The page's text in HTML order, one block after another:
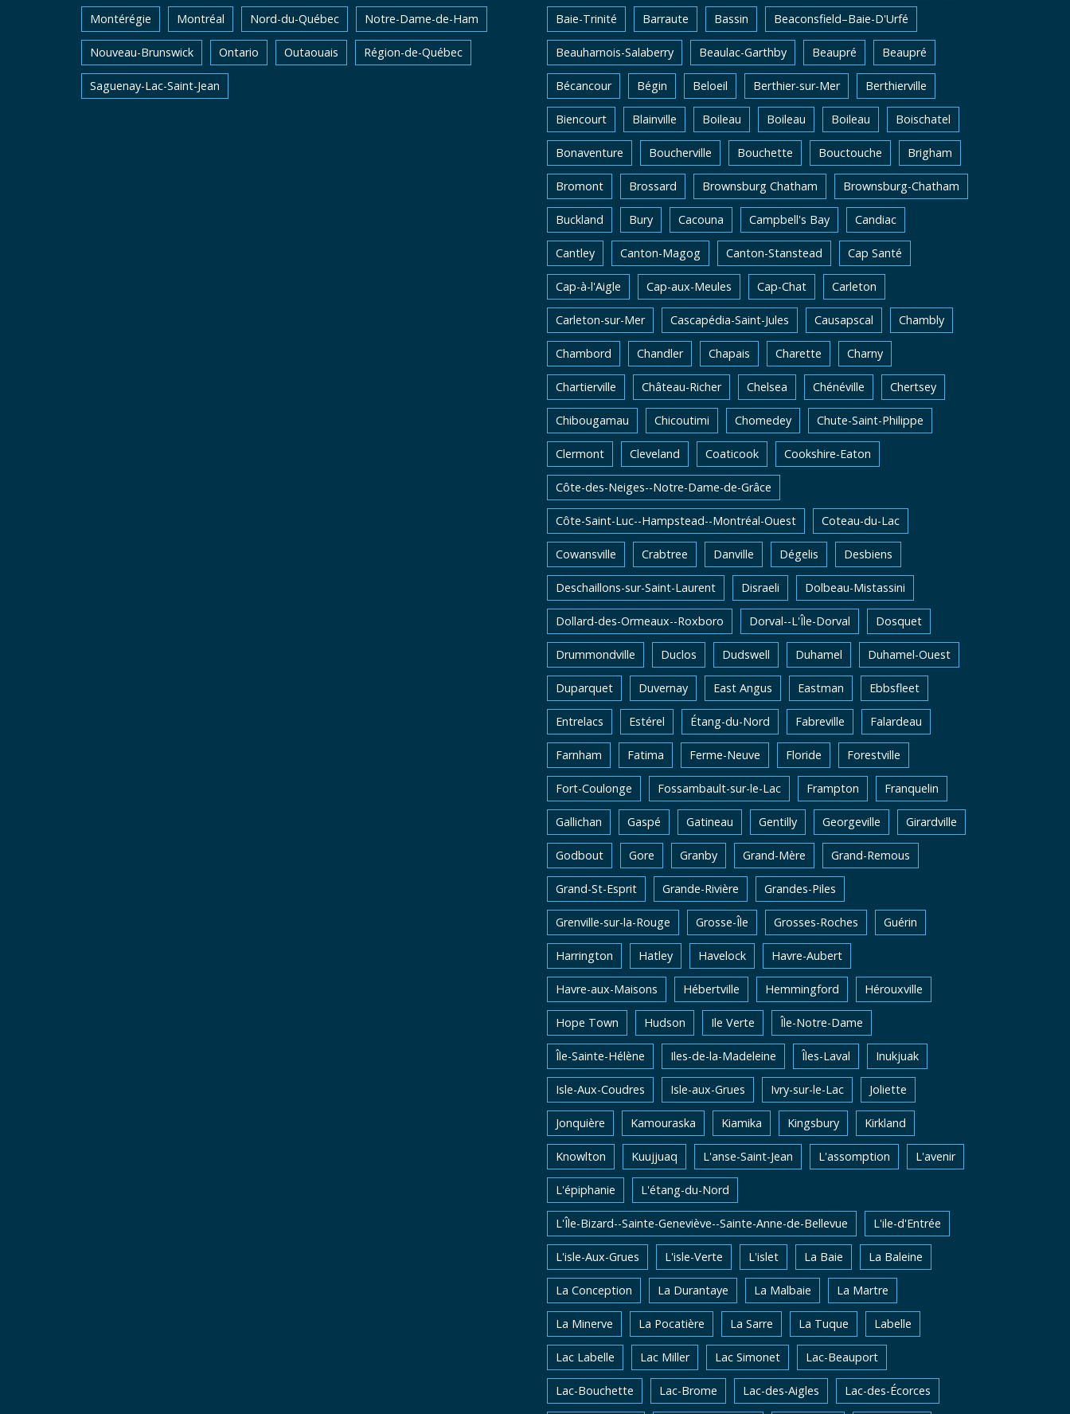
Montérégie Montréal Nord-du-Québec Notre-Dame-de-Ham
Nouveau-Brunswick Ontario Outaouais Région-de-Québec
Saguenay-Lac-Saint-Jean
Baie-Trinité Barraute Bassin Beaconsfield–Baie-D'Urfé
Beauharnois-Salaberry Beaulac-Garthby Beaupré Beaupré
Bécancour Bégin Beloeil Berthier-sur-Mer Berthierville
Biencourt Blainville Boileau Boileau Boileau Boischatel
Bonaventure Boucherville Bouchette Bouctouche Brigham
Bromont Brossard Brownsburg Chatham Brownsburg-Chatham
Buckland Bury Cacouna Campbell's Bay Candiac
Cantley Canton-Magog Canton-Stanstead Cap Santé
Cap-à-l'Aigle Cap-aux-Meules Cap-Chat Carleton
Carleton-sur-Mer Cascapédia-Saint-Jules Causapscal Chambly
Chambord Chandler Chapais Charette Charny
Chartierville Château-Richer Chelsea Chénéville Chertsey
Chibougamau Chicoutimi Chomedey Chute-Saint-Philippe
Clermont Cleveland Coaticook Cookshire-Eaton
Côte-des-Neiges--Notre-Dame-de-Grâce
Côte-Saint-Luc--Hampstead--Montréal-Ouest Coteau-du-Lac
Cowansville Crabtree Danville Dégelis Desbiens
Deschaillons-sur-Saint-Laurent Disraeli Dolbeau-Mistassini
Dollard-des-Ormeaux--Roxboro Dorval--L'Île-Dorval Dosquet
Drummondville Duclos Dudswell Duhamel Duhamel-Ouest
Duparquet Duvernay East Angus Eastman Ebbsfleet
Entrelacs Estérel Étang-du-Nord Fabreville Falardeau
Farnham Fatima Ferme-Neuve Floride Forestville
Fort-Coulonge Fossambault-sur-le-Lac Frampton Franquelin
Gallichan Gaspé Gatineau Gentilly Georgeville Girardville
Godbout Gore Granby Grand-Mère Grand-Remous
Grand-St-Esprit Grande-Rivière Grandes-Piles
Grenville-sur-la-Rouge Grosse-Île Grosses-Roches Guérin
Harrington Hatley Havelock Havre-Aubert
Havre-aux-Maisons Hébertville Hemmingford Hérouxville
Hope Town Hudson Ile Verte Île-Notre-Dame
Île-Sainte-Hélène Iles-de-la-Madeleine Îles-Laval Inukjuak
Isle-Aux-Coudres Isle-aux-Grues Ivry-sur-le-Lac Joliette
Jonquière Kamouraska Kiamika Kingsbury Kirkland
Knowlton Kuujjuaq L'anse-Saint-Jean L'assomption L'avenir
L'épiphanie L'étang-du-Nord
L'Île-Bizard--Sainte-Geneviève--Sainte-Anne-de-Bellevue L'ile-d'Entrée
L'isle-Aux-Grues L'isle-Verte L'islet La Baie La Baleine
La Conception La Durantaye La Malbaie La Martre
La Minerve La Pocatière La Sarre La Tuque Labelle
Lac Labelle Lac Miller Lac Simonet Lac-Beauport
Lac-Bouchette Lac-Brome Lac-des-Aigles Lac-des-Écorces